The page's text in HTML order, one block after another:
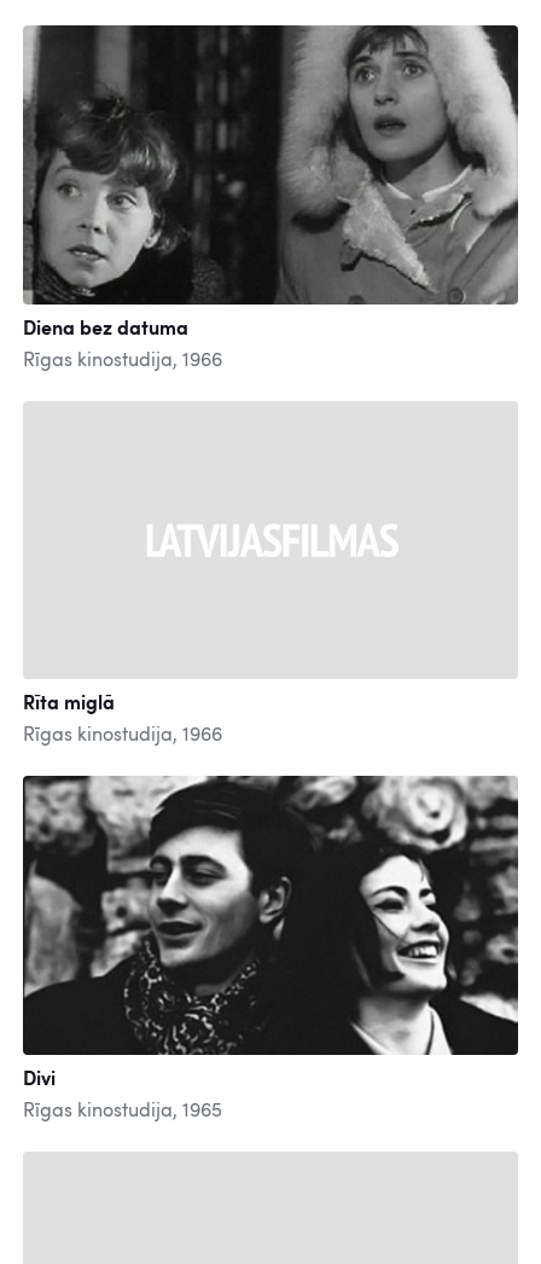
Diena bez datuma
Rīgas kinostudija, 1966
Rīta miglā
Rīgas kinostudija, 1966
Divi
Rīgas kinostudija, 1965